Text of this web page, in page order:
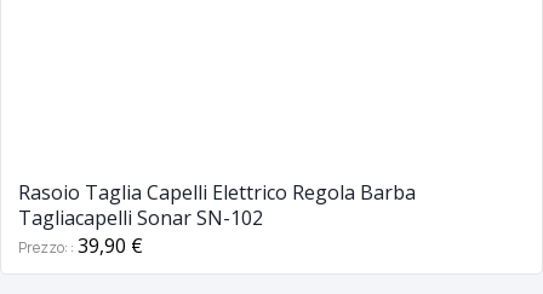
Rasoio Taglia Capelli Elettrico Regola Barba
Tagliacapelli Sonar SN-102
Prezzo: 39,90 €